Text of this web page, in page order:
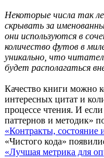
Некоторые числа так
скрывать за
они используются в
количество футов в
уникально, что
будет располагаться
Качество книги можно
интересных цитат и
процессе чтения. И
паттернов и методик»
«Контракты, состояние
«Чистого кода»
«Лучшая метрика для